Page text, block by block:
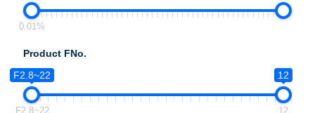
0.01%
Product FNo.
F2.8~22
12
F2.8~22 12